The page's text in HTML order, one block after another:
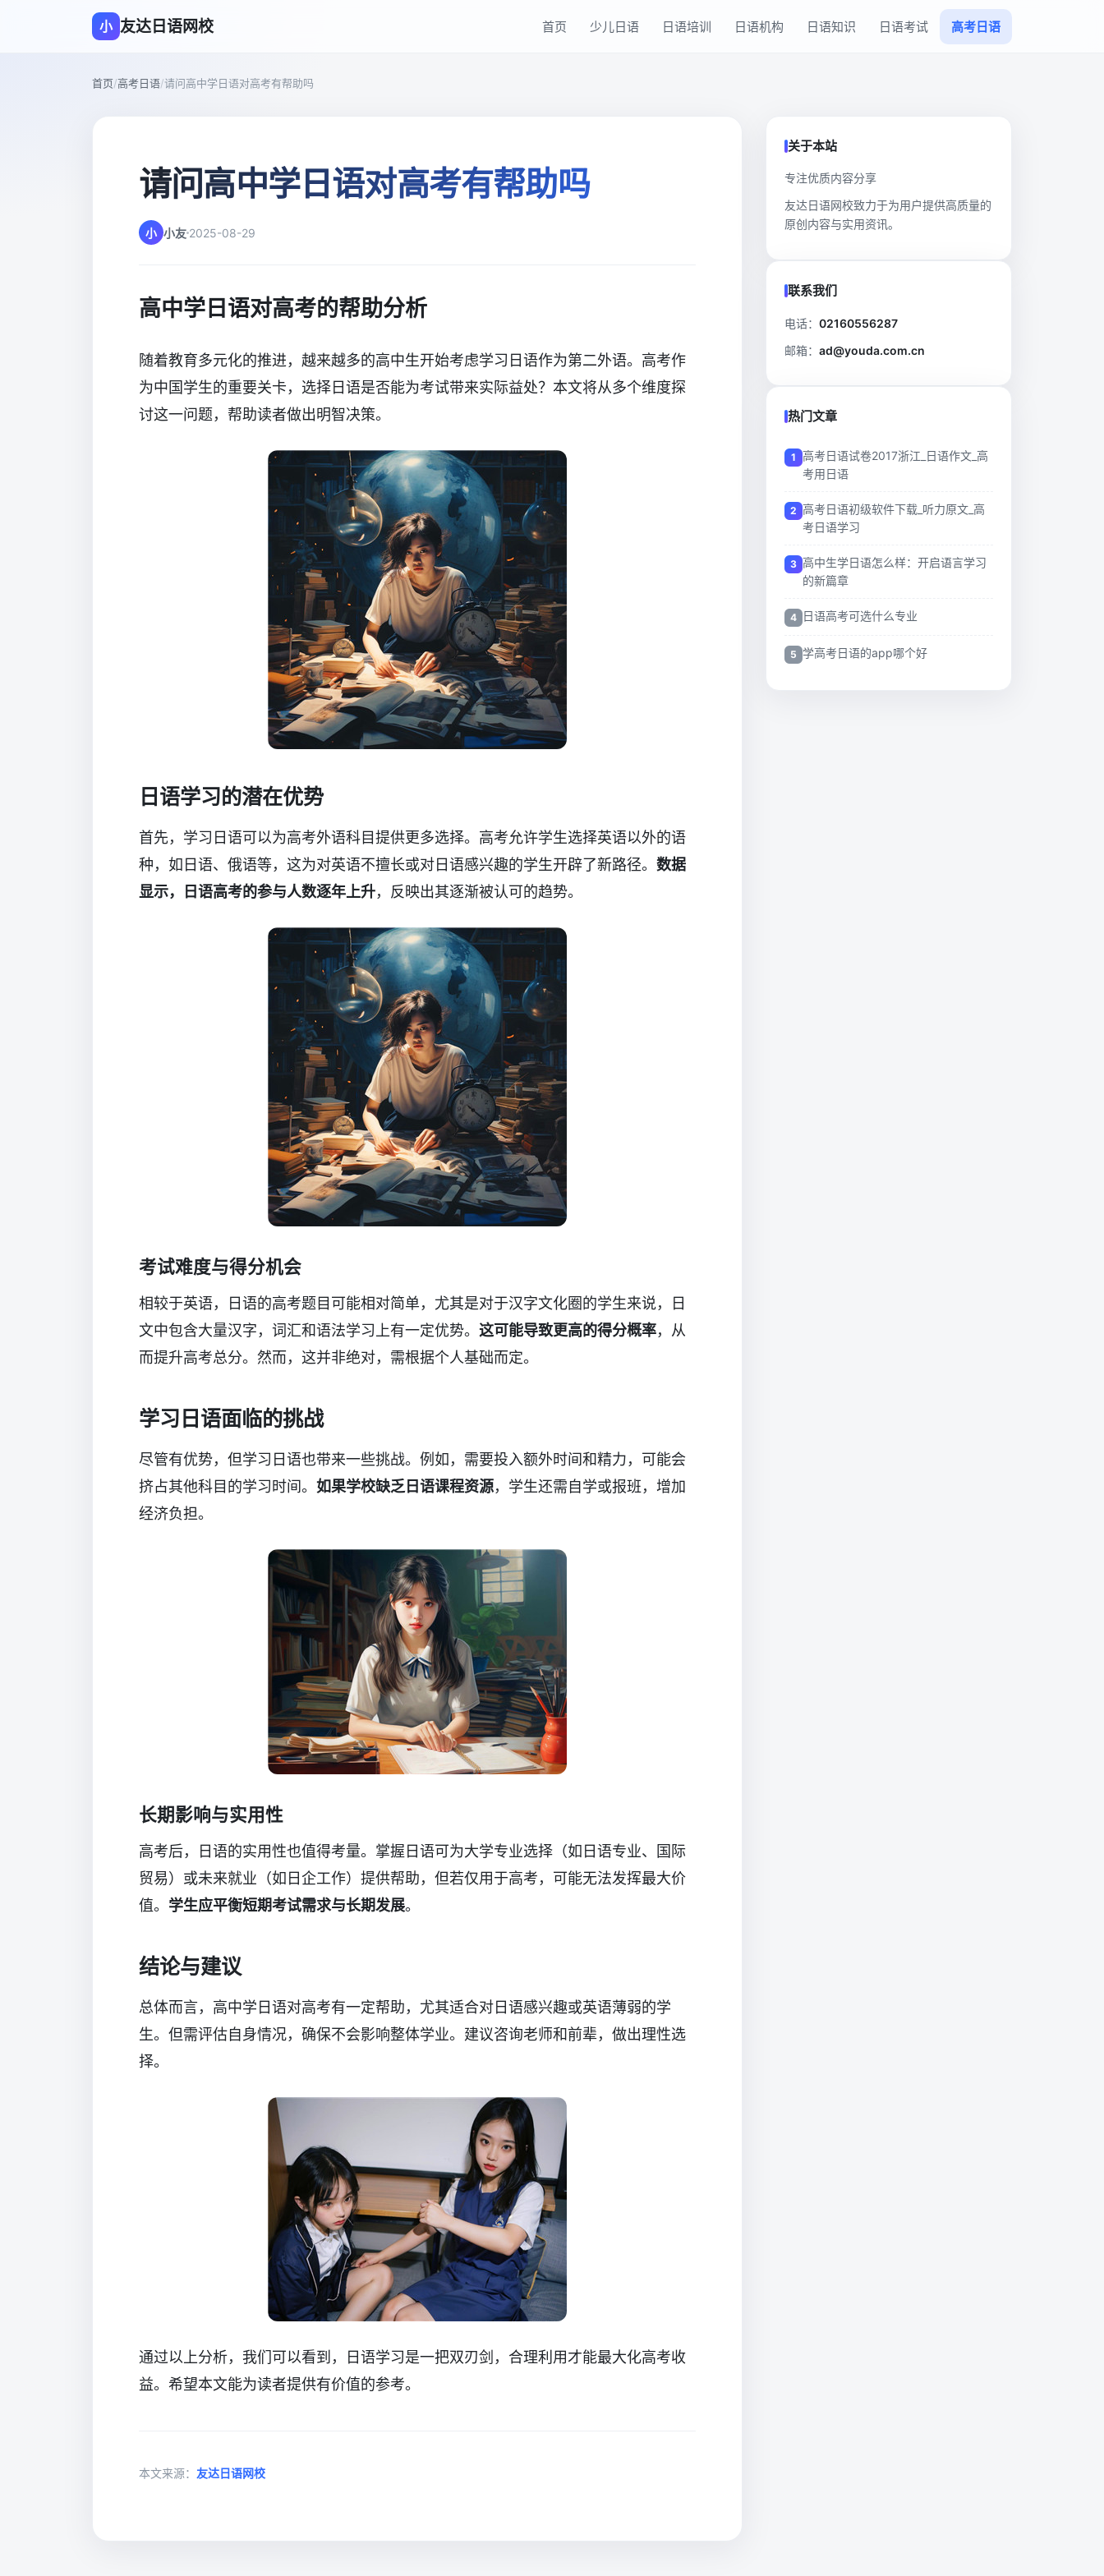
小 友达日语网校 首页 少儿日语 日语培训 日语机构 日语知识 日语考试 高考日语
首页/高考日语/请问高中学日语对高考有帮助吗
请问高中学日语对高考有帮助吗
小 小友 2025-08-29
高中学日语对高考的帮助分析
随着教育多元化的推进，越来越多的高中生开始考虑学习日语作为第二外语。高考作
为中国学生的重要关卡，选择日语是否能为考试带来实际益处？本文将从多个维度探
讨这一问题，帮助读者做出明智决策。
日语学习的潜在优势
首先，学习日语可以为高考外语科目提供更多选择。高考允许学生选择英语以外的语
种，如日语、俄语等，这为对英语不擅长或对日语感兴趣的学生开辟了新路径。 数据
显示，日语高考的参与人数逐年上升，反映出其逐渐被认可的趋势。
考试难度与得分机会
相较于英语，日语的高考题目可能相对简单，尤其是对于汉字文化圈的学生来说，日
文中包含大量汉字，词汇和语法学习上有一定优势。 这可能导致更高的得分概率，从
而提升高考总分。然而，这并非绝对，需根据个人基础而定。
学习日语面临的挑战
尽管有优势，但学习日语也带来一些挑战。例如，需要投入额外时间和精力，可能会
挤占其他科目的学习时间。 如果学校缺乏日语课程资源，学生还需自学或报班，增加
经济负担。
长期影响与实用性
高考后，日语的实用性也值得考量。掌握日语可为大学专业选择（如日语专业、国际
贸易）或未来就业（如日企工作）提供帮助，但若仅用于高考，可能无法发挥最大价
值。 学生应平衡短期考试需求与长期发展。
结论与建议
总体而言，高中学日语对高考有一定帮助，尤其适合对日语感兴趣或英语薄弱的学
生。但需评估自身情况，确保不会影响整体学业。建议咨询老师和前辈，做出理性选
择。
通过以上分析，我们可以看到，日语学习是一把双刃剑，合理利用才能最大化高考收
益。希望本文能为读者提供有价值的参考。
本文来源： 友达日语网校
关于本站
专注优质内容分享
友达日语网校致力于为用户提供高质量的
原创内容与实用资讯。
联系我们
电话： 02160556287
邮箱： ad@youda.com.cn
热门文章
高考日语试卷2017浙江_日语作文_高
考用日语
高考日语初级软件下载_听力原文_高
考日语学习
高中生学日语怎么样：开启语言学习
的新篇章
日语高考可选什么专业
学高考日语的app哪个好